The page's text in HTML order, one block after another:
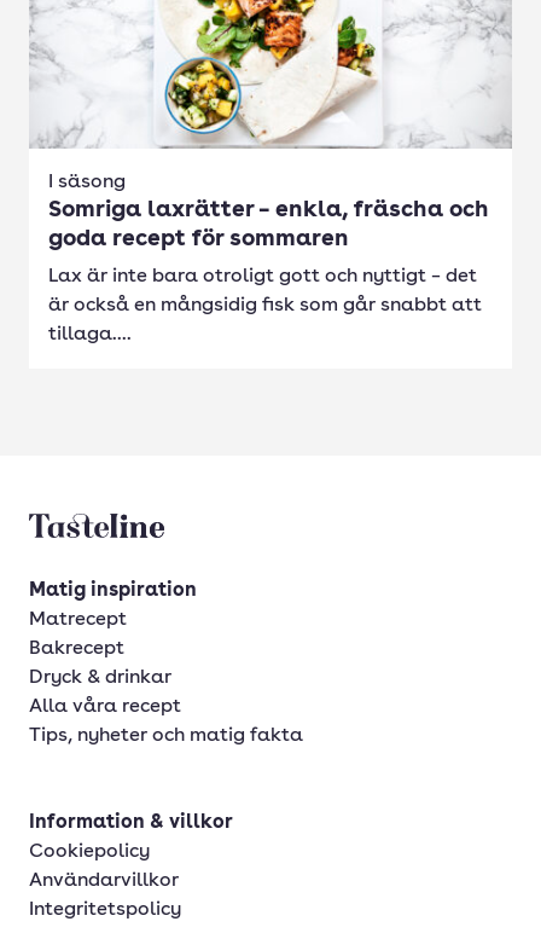
I säsong
Somriga laxrätter – enkla, fräscha och
goda recept för sommaren
Lax är inte bara otroligt gott och nyttigt – det
är också en mångsidig fisk som går snabbt att
tillaga....
Tasteline startsida
Matig inspiration
Matrecept
Bakrecept
Dryck & drinkar
Alla våra recept
Tips, nyheter och matig fakta
Information & villkor
Cookiepolicy
Användarvillkor
Integritetspolicy